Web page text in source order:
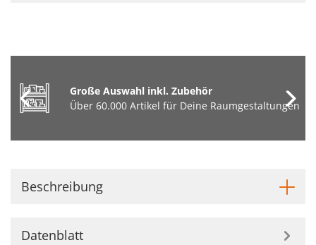
Große Auswahl inkl. Zubehör
Über 60.000 Artikel für Deine Raumgestaltungen
Beschreibung
Datenblatt